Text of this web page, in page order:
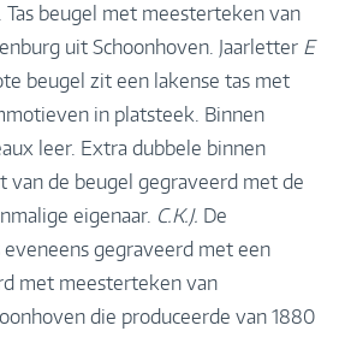
Tas beugel met meesterteken van
uit Schoonhoven. Jaarletter E
beugel zit een lakense tas met
in platsteek. Binnen
leer. Extra dubbele binnen
van de beugel gegraveerd met de
eigenaar. C.K.J. De
eveneens gegraveerd met een
met meesterteken van
die produceerde van 1880